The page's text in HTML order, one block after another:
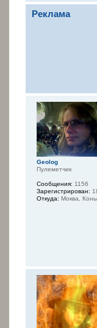
Реклама
Geolog
Пулеметчик
Сообщения: 1156
Зарегистрирован:
Откуда: Моква,